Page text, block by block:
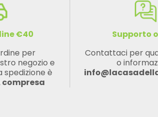
€40
per
negozio e
è
compresa
Supporto
Contattaci per
o